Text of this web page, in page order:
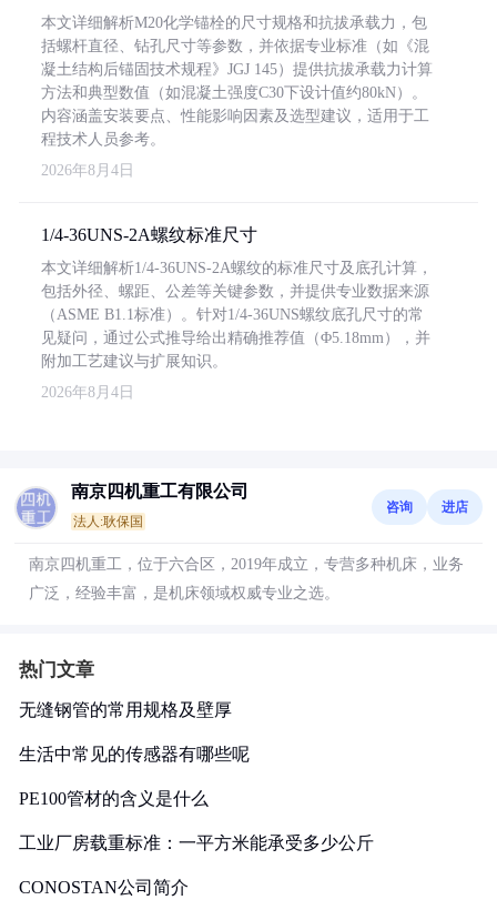
本文详细解析M20化学锚栓的尺寸规格和抗拔承载力，包
括螺杆直径、钻孔尺寸等参数，并依据专业标准（如《混
凝土结构后锚固技术规程》JGJ 145）提供抗拔承载力计算
方法和典型数值（如混凝土强度C30下设计值约80kN）。
内容涵盖安装要点、性能影响因素及选型建议，适用于工
程技术人员参考。
2026年8月4日
1/4-36UNS-2A螺纹标准尺寸
本文详细解析1/4-36UNS-2A螺纹的标准尺寸及底孔计算，
包括外径、螺距、公差等关键参数，并提供专业数据来源
（ASME B1.1标准）。针对1/4-36UNS螺纹底孔尺寸的常
见疑问，通过公式推导给出精确推荐值（Φ5.18mm），并
附加工艺建议与扩展知识。
2026年8月4日
南京四机重工有限公司
法人:耿保国
咨询 进店
南京四机重工，位于六合区，2019年成立，专营多种机床，业务
广泛，经验丰富，是机床领域权威专业之选。
热门文章
无缝钢管的常用规格及壁厚
生活中常见的传感器有哪些呢
PE100管材的含义是什么
工业厂房载重标准：一平方米能承受多少公斤
CONOSTAN公司简介